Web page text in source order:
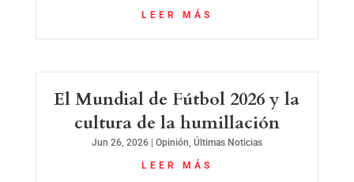
LEER MÁS
El Mundial de Fútbol 2026 y la
cultura de la humillación
Jun 26, 2026| Opinión, Últimas Noticias
LEER MÁS